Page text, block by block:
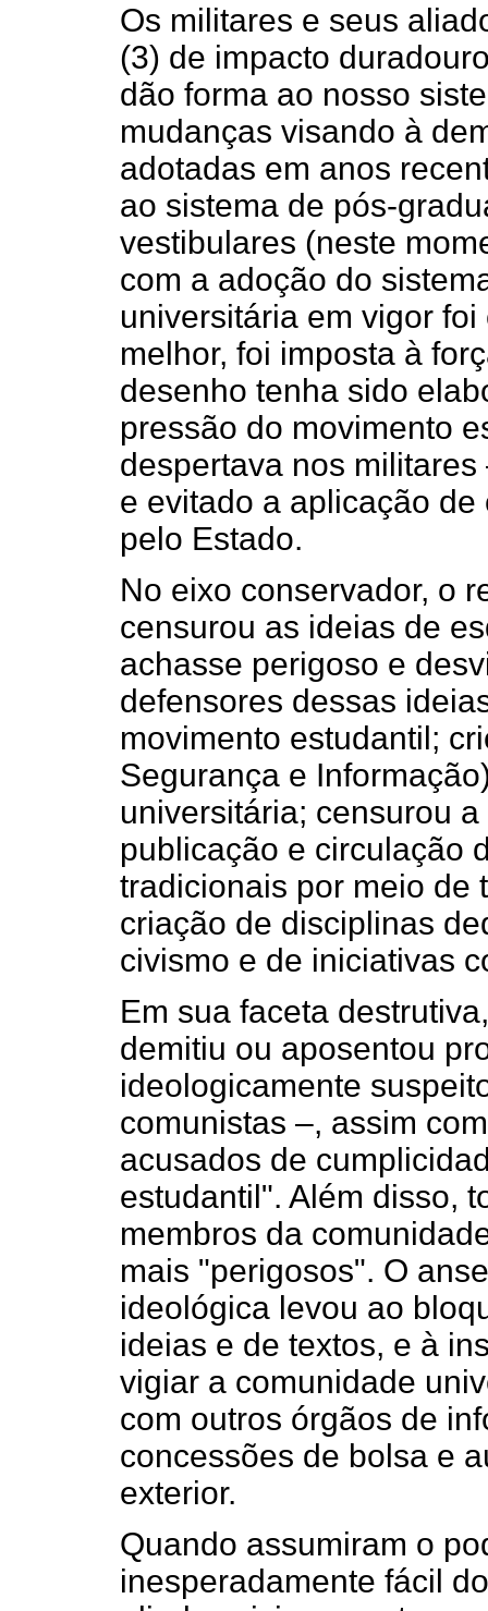
Os militares e seus
(3) de impacto
dão forma ao nosso
mudanças visando à
adotadas em anos
ao sistema de pós-
vestibulares (neste
com a adoção do
universitária em vigor
melhor, foi imposta à
desenho tenha sido
pressão do movimento
despertava nos
e evitado a aplicação
pelo Estado.
No eixo conservador, o
censurou as ideias de
achasse perigoso e
defensores dessas
movimento estudantil;
Segurança e
universitária; censurou
publicação e circulação
tradicionais por meio de
criação de disciplinas
civismo e de iniciativas
Em sua faceta
demitiu ou aposentou
ideologicamente
comunistas –, assim
acusados de
estudantil". Além disso,
membros da
mais "perigosos". O
ideológica levou ao
ideias e de textos, e à
vigiar a comunidade
com outros órgãos de
concessões de bolsa e
exterior.
Quando assumiram o
inesperadamente fácil